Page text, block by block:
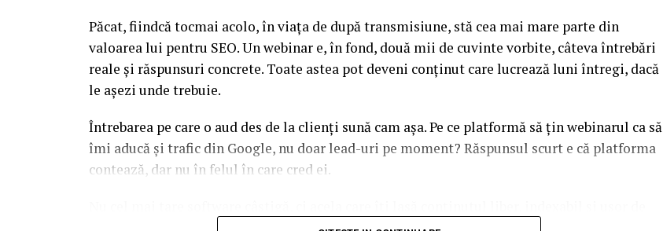
Păcat, fiindcă tocmai acolo, în viața de după transmisiune, stă cea mai mare parte din
valoarea lui pentru SEO. Un webinar e, în fond, două mii de cuvinte vorbite, câteva întrebări
reale și răspunsuri concrete. Toate astea pot deveni conținut care lucrează luni întregi, dacă
le așezi unde trebuie.
Întrebarea pe care o aud des de la clienți sună cam așa. Pe ce platformă să țin webinarul ca să
îmi aducă și trafic din Google, nu doar lead-uri pe moment? Răspunsul scurt e că platforma
contează, dar nu în felul în care cred ei.